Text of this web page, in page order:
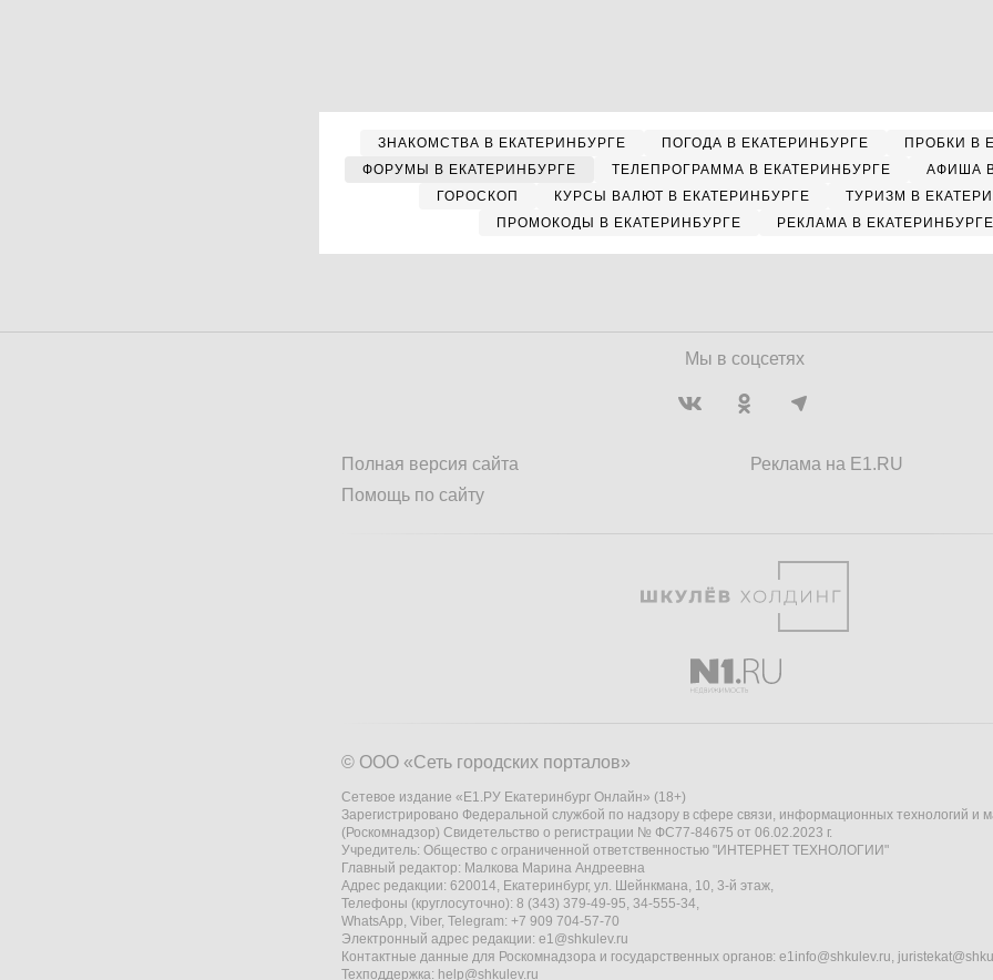
ЗНАКОМСТВА В ЕКАТЕРИНБУРГЕ ПОГОДА В ЕКАТЕРИНБУРГЕ
ПРОБКИ В
ФОРУМЫ В ЕКАТЕРИНБУРГЕ
ТЕЛЕПРОГРАММА В ЕКАТЕРИНБУРГЕ
АФИША
ГОРОСКОП
КУРСЫ ВАЛЮТ В ЕКАТЕРИНБУРГЕ
ТУРИЗМ В
ПРОМОКОДЫ В ЕКАТЕРИНБУРГЕ
РЕКЛАМА В ЕКАТЕРИНБУРГЕ
Мы в соцсетях
Полная версия сайта
Помощь по сайту
Реклама на E1.RU
© ООО «Сеть городских порталов»
Сетевое издание «Е1.РУ Екатеринбург Онлайн» (18+)
Зарегистрировано Федеральной службой по надзору в сфере связи, информационных технологий и
(Роскомнадзор) Свидетельство о регистрации № ФС77-84675 от 06.02.2023 г.
Учредитель: Общество с ограниченной ответственностью "ИНТЕРНЕТ ТЕХНОЛОГИИ"
Главный редактор: Малкова Марина Андреевна
Адрес редакции: 620014, Екатеринбург, ул. Шейнкмана, 10, 3-й этаж,
Телефоны (круглосуточно): 8 (343) 379-49-95, 34-555-34,
WhatsApp, Viber, Telegram: +7 909 704-57-70
Электронный адрес редакции: e1@shkulev.ru
Контактные данные для Роскомнадзора и государственных органов: e1info@shkulev.ru,
Техподдержка: help@shkulev.ru